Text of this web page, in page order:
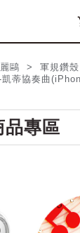
鷗 > 軍規鑽
蒂協奏曲
品專區